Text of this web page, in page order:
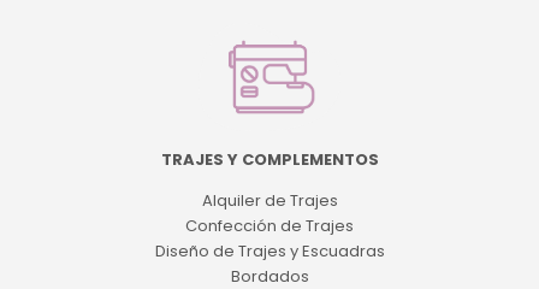
TRAJES Y COMPLEMENTOS
Alquiler de Trajes
Confección de Trajes
Diseño de Trajes y Escuadras
Bordados